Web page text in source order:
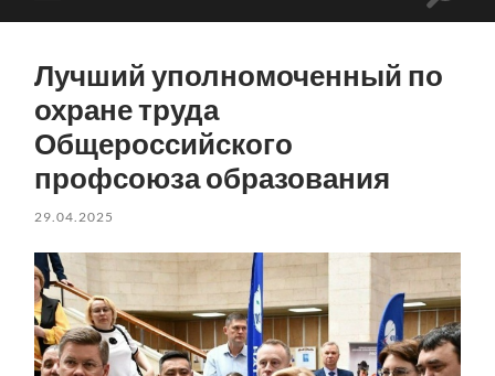
Лучший уполномоченный по
охране труда
Общероссийского
профсоюза образования
29.04.2025